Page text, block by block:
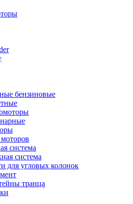
бензиновые
система
система
для угловых колонок
транца